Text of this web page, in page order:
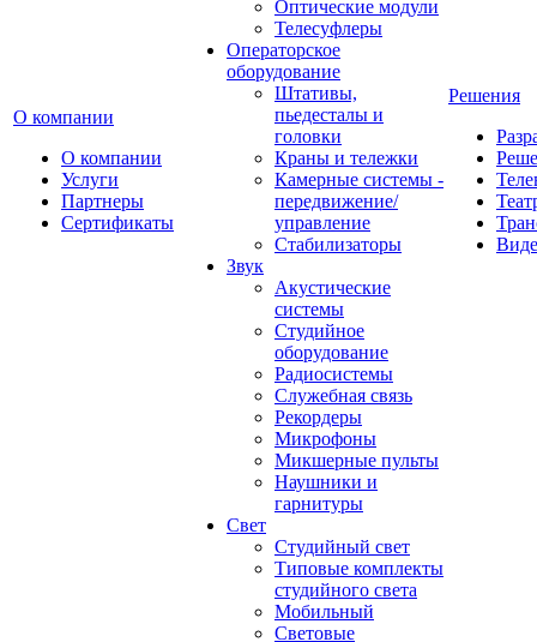
О компании
О компании
Услуги
Партнеры
Сертификаты
Оптические модули
Телесуфлеры
Операторское
оборудование
Штативы,
пьедесталы и
головки
Краны и тележки
Камерные системы -
передвижение/
управление
Стабилизаторы
Звук
Акустические
системы
Студийное
оборудование
Радиосистемы
Служебная связь
Рекордеры
Микрофоны
Микшерные пульты
Наушники и
гарнитуры
Свет
Студийный свет
Типовые комплекты
студийного света
Мобильный
Световые
Решения